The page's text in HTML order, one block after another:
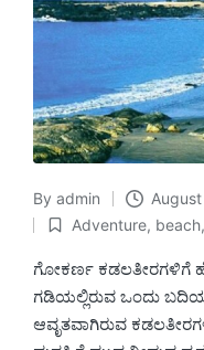
Posted
by
By admin
Posted
in
Adventure, beach,
ಗೋಕರ್ಣ ಕಡಲತೀರಗಳಿಗೆ
ಗಡಿಯಲ್ಲಿರುವ ಒಂದು
ಆವೃತವಾಗಿರುವ